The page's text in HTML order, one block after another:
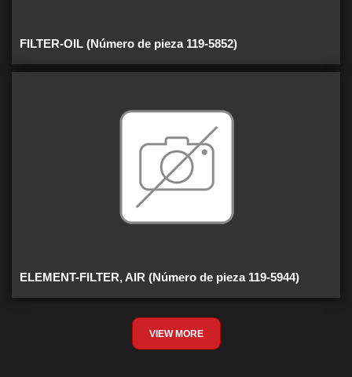
FILTER-OIL (Número de pieza 119-5852)
ELEMENT-FILTER, AIR (Número de pieza 119-5944)
VIEW MORE